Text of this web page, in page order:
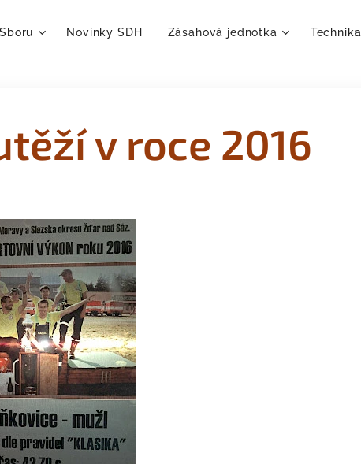
Novinky SDH Zásahová jednotka Technika
v roce 2016